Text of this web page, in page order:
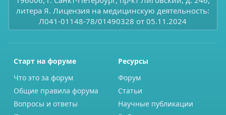
литера Я. Лицензия на медицинскую деятельность:
Л041-01148-78/01490328 от 05.11.2024
Старт на форуме
Что это за форум
Общие правила форума
Вопросы и ответы
Ресурсы
Форум
Статьи
Научные публикации